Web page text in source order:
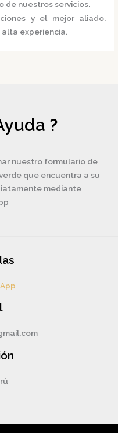
de nuestros servicios.
y el mejor aliado.
experiencia.
?
nuestro formulario de
que encuentra a su
mediante